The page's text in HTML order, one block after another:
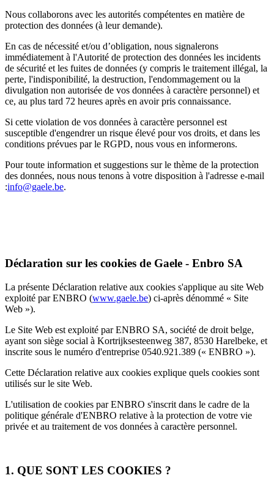
Nous collaborons avec les autorités compétentes en matière de
protection des données (à leur demande).
En cas de nécessité et/ou d’obligation, nous signalerons
immédiatement à l'Autorité de protection des données les incidents
de sécurité et les fuites de données (y compris le traitement illégal, la
perte, l'indisponibilité, la destruction, l'endommagement ou la
divulgation non autorisée de vos données à caractère personnel) et
ce, au plus tard 72 heures après en avoir pris connaissance.
Si cette violation de vos données à caractère personnel est
susceptible d'engendrer un risque élevé pour vos droits, et dans les
conditions prévues par le RGPD, nous vous en informerons.
Pour toute information et suggestions sur le thème de la protection
des données, nous nous tenons à votre disposition à l'adresse e-mail
:info@gaele.be.
Déclaration sur les cookies de Gaele - Enbro SA
La présente Déclaration relative aux cookies s'applique au site Web
exploité par ENBRO (www.gaele.be) ci-après dénommé « Site
Web »).
Le Site Web est exploité par ENBRO SA, société de droit belge,
ayant son siège social à Kortrijksesteenweg 387, 8530 Harelbeke, et
inscrite sous le numéro d'entreprise 0540.921.389 (« ENBRO »).
Cette Déclaration relative aux cookies explique quels cookies sont
utilisés sur le site Web.
L'utilisation de cookies par ENBRO s'inscrit dans le cadre de la
politique générale d'ENBRO relative à la protection de votre vie
privée et au traitement de vos données à caractère personnel.
1. QUE SONT LES COOKIES ?